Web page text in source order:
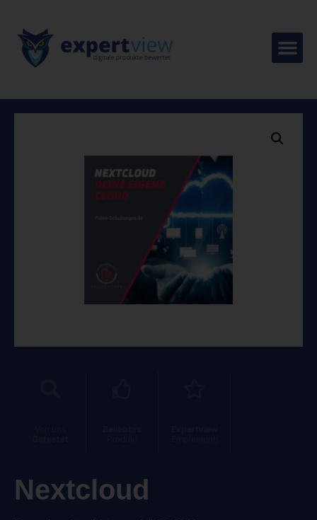
Nextcloud